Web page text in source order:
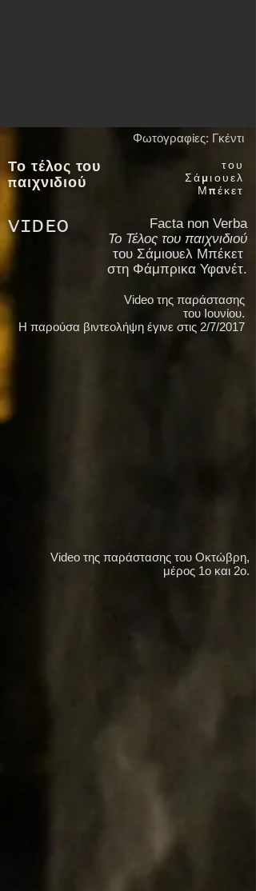
Φωτογραφίες: Γκέντι
Το τέλος του
παιχνιδιού
του
Σάμιουελ
Μπέκετ
Facta non Verba
Το Τέλος του παιχνιδιού
του Σάμιουελ Μπέκετ
στη Φάμπρικα Υφανέτ.
VIDEO
Video της παράστασης
του Ιουνίου.
Η παρούσα βιντεολήψη έγινε στις 2/7/2017
Video της παράστασης του Οκτώβρη,
μέρος 1ο και 2ο.